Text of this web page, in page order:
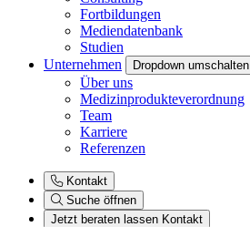
Fortbildungen
Mediendatenbank
Studien
Unternehmen
Dropdown umschalten
Über uns
Medizinprodukteverordnung
Team
Karriere
Referenzen
Kontakt
Suche öffnen
Jetzt beraten lassen Kontakt